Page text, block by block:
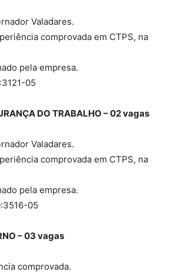
Valadares.
comprovada em CTPS, na
pela empresa.
05
DO TRABALHO – 02 vagas
Valadares.
comprovada em CTPS, na
pela empresa.
05
– 03 vagas
comprovada.